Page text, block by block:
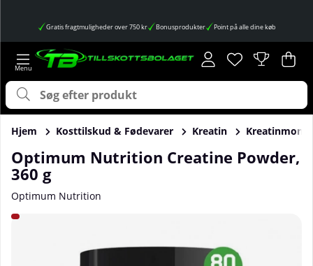
Gratis fragtmuligheder over 750 kr Bonusprodukter Point på alle dine køb
Ønskeliste
Antal på
. .
Hjem Kosttilskud & Fødevarer Kreatin
Optimum Nutrition Creatine Powder,
360 g
Optimum Nutrition
Produktbilleder Optimum Nutrition Creatine Powder, 360 g